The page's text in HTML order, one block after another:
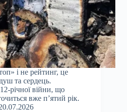
і не рейтинг, це
та сердець.
річної війни, що
вже п’ятий рік.